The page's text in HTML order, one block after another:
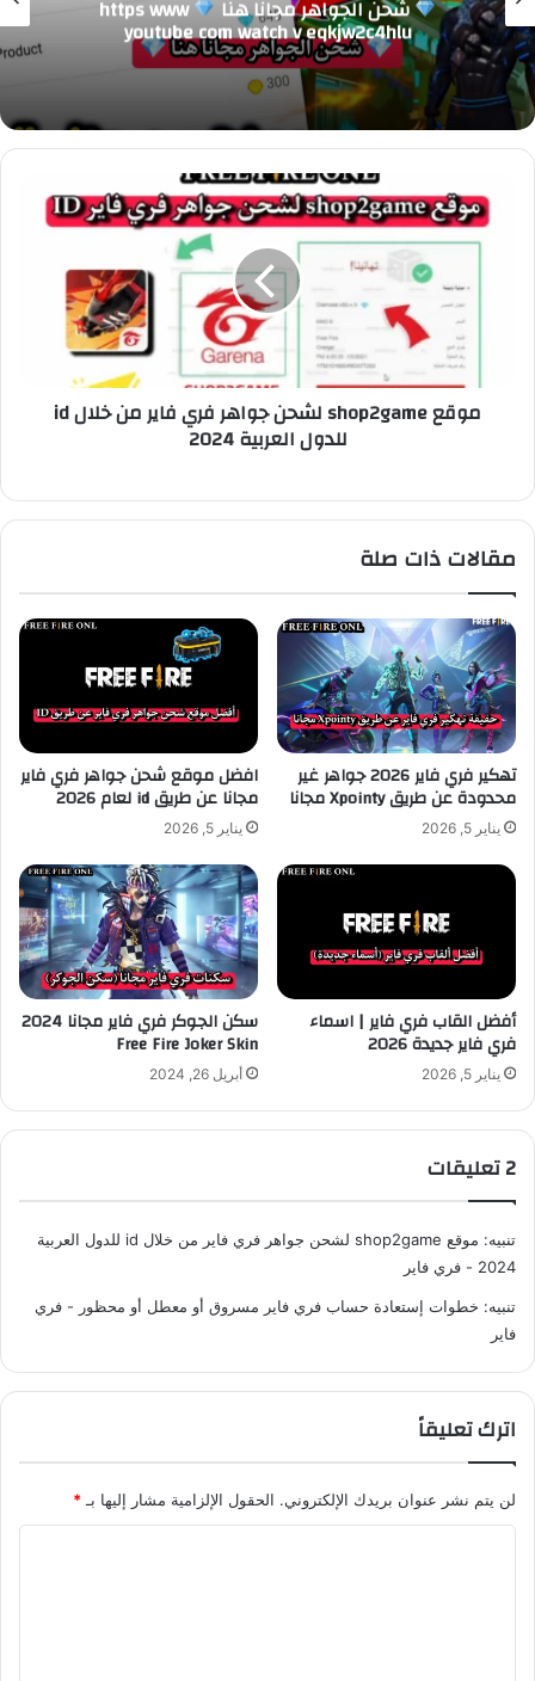
اكواد فري فاير مجانا 2026 جديدة و غير
مستعملة
موقع shop2game لشحن جواهر فري فاير من خلال id
للدول العربية 2024
مقالات ذات صلة
تهكير فري فاير 2026 جواهر غير
محدودة عن طريق Xpointy مجانا
يناير 5, 2026
افضل موقع شحن جواهر فري فاير
مجانا عن طريق id لعام 2026
يناير 5, 2026
أفضل القاب فري فاير | اسماء
فري فاير جديدة 2026
يناير 5, 2026
سكن الجوكر فري فاير مجانا 2024
Free Fire Joker Skin
أبريل 26, 2024
‫2 تعليقات
تنبيه:
موقع shop2game لشحن جواهر فري فاير من خلال id للدول العربية
2024 - فري فاير
تنبيه: خطوات إستعادة حساب فري فاير مسروق أو معطل أو محظور - فري
فاير
اترك تعليقاً
لن يتم نشر عنوان بريدك الإلكتروني. الحقول الإلزامية مشار إليها بـ *